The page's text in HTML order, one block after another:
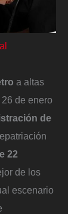
a altas
de enero
de
22
de los
escenario